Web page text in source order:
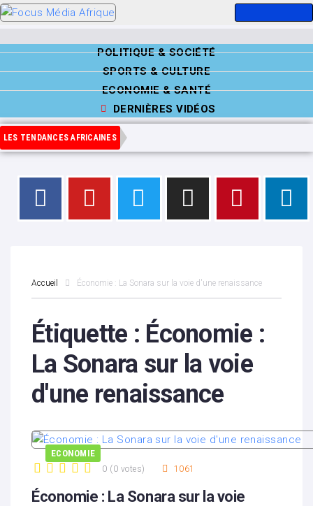
POLITIQUE & SOCIÉTÉ
SPORTS & CULTURE
ECONOMIE & SANTÉ
DERNIÈRES VIDÉOS
LES TENDANCES AFRICAINES
Accueil Économie : La Sonara sur la voie d'une renaissance
Étiquette : Économie :
La Sonara sur la voie
d'une renaissance
ECONOMIE
0 ( 0 votes) 1061
Économie : La Sonara sur la voie